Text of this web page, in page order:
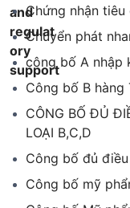
Chứng nhận tiêu
Chuyển phát
công bố A nhập
Công bố B hàng
CÔNG BỐ ĐỦ
LOẠI B,C,D
Công bố đủ
Công bố mỹ